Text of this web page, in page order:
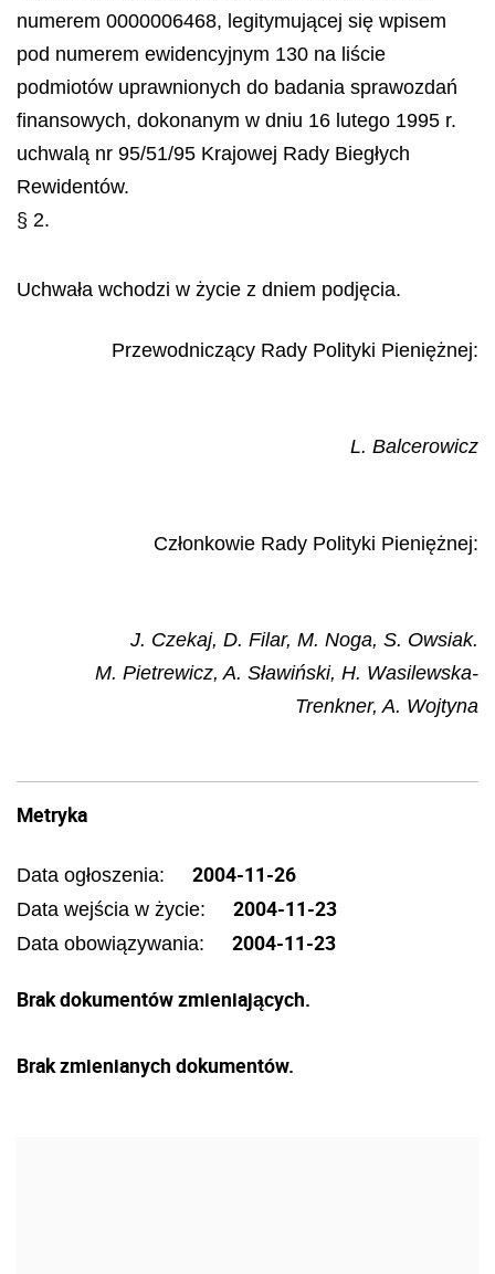
numerem 0000006468, legitymującej się wpisem
pod numerem ewidencyjnym 130 na liście
podmiotów uprawnionych do badania sprawozdań
finansowych, dokonanym w dniu 16 lutego 1995 r.
uchwalą nr 95/51/95 Krajowej Rady Biegłych
Rewidentów.
§ 2.
Uchwała wchodzi w życie z dniem podjęcia.
Przewodniczący Rady Polityki Pieniężnej:
L. Balcerowicz
Członkowie Rady Polityki Pieniężnej:
J. Czekaj, D. Filar, M. Noga, S. Owsiak.
M. Pietrewicz, A. Sławiński, H. Wasilewska-
Trenkner, A. Wojtyna
Metryka
Data ogłoszenia: 2004-11-26
Data wejścia w życie: 2004-11-23
Data obowiązywania: 2004-11-23
Brak dokumentów zmieniających.
Brak zmienianych dokumentów.